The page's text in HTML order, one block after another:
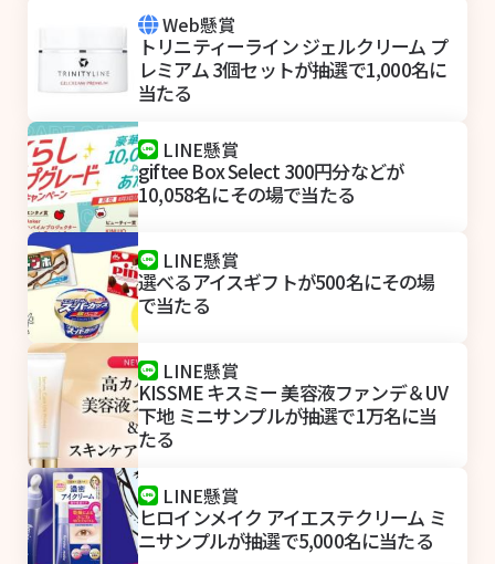
Web懸賞
トリニティーライン ジェルクリーム プ
レミアム 3個セットが抽選で1,000名に
当たる
LINE懸賞
giftee Box Select 300円分などが
10,058名にその場で当たる
LINE懸賞
選べるアイスギフトが500名にその場
で当たる
LINE懸賞
KISSME キスミー 美容液ファンデ＆UV
下地 ミニサンプルが抽選で1万名に当
たる
LINE懸賞
ヒロインメイク アイエステクリーム ミ
ニサンプルが抽選で5,000名に当たる